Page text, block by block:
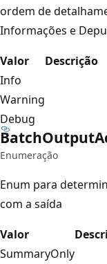
ordem de
Informações e
Valor
Descrição
Info
Warning
Debug
BatchOutput
Enumeração
Enum para
com a saída
Valor
SummaryOnly